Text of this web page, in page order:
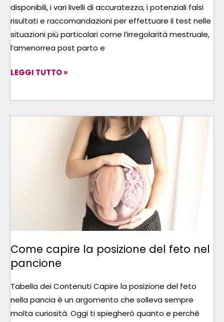
disponibili, i vari livelli di accuratezza, i potenziali falsi
risultati e raccomandazioni per effettuare il test nelle
situazioni più particolari come l’irregolarità mestruale,
l’amenorrea post parto e
LEGGI TUTTO »
Come capire la posizione del feto nel
pancione
Tabella dei Contenuti Capire la posizione del feto
nella pancia è un argomento che solleva sempre
molta curiosità. Oggi ti spiegherò quanto e perché